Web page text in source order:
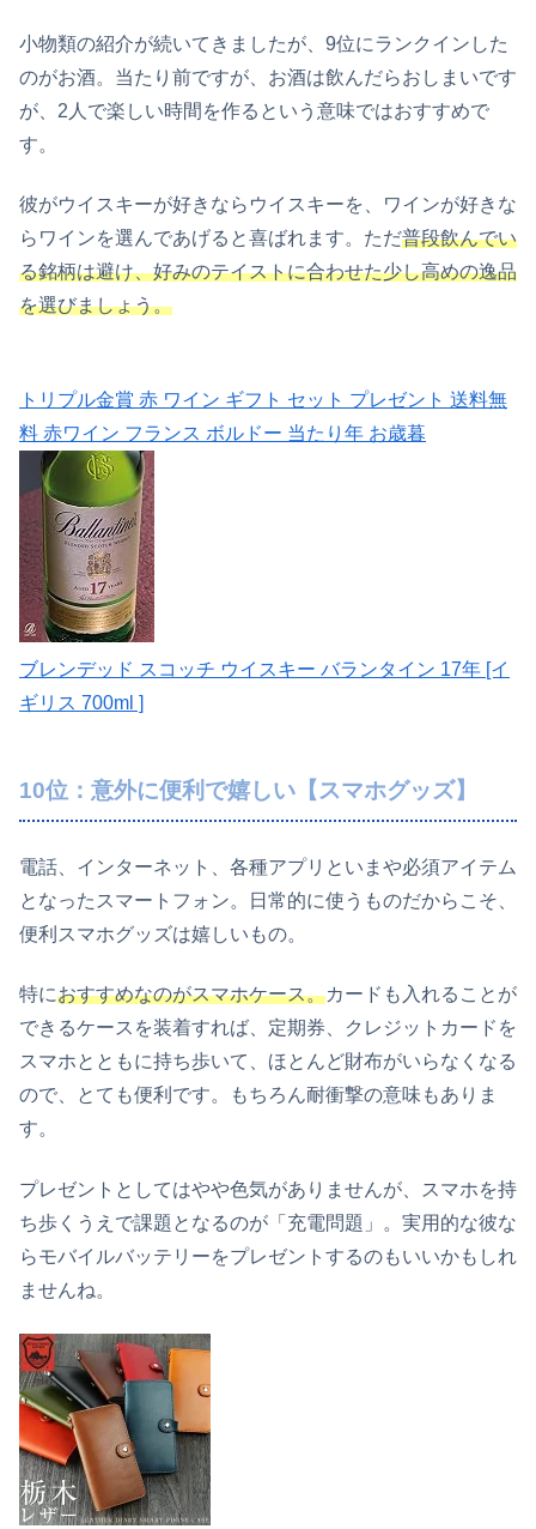
小物類の紹介が続いてきましたが、9位にランクインした
のがお酒。当たり前ですが、お酒は飲んだらおしまいです
が、2人で楽しい時間を作るという意味ではおすすめで
す。
彼がウイスキーが好きならウイスキーを、ワインが好きな
らワインを選んであげると喜ばれます。ただ普段飲んでい
る銘柄は避け、好みのテイストに合わせた少し高めの逸品
を選びましょう。
トリプル金賞 赤 ワイン ギフト セット プレゼント 送料無
料 赤ワイン フランス ボルドー 当たり年 お歳暮
ブレンデッド スコッチ ウイスキー バランタイン 17年 [イ
ギリス 700ml ]
10位：意外に便利で嬉しい【スマホグッズ】
電話、インターネット、各種アプリといまや必須アイテム
となったスマートフォン。日常的に使うものだからこそ、
便利スマホグッズは嬉しいもの。
特におすすめなのがスマホケース。カードも入れることが
できるケースを装着すれば、定期券、クレジットカードを
スマホとともに持ち歩いて、ほとんど財布がいらなくなる
ので、とても便利です。もちろん耐衝撃の意味もありま
す。
プレゼントとしてはやや色気がありませんが、スマホを持
ち歩くうえで課題となるのが「充電問題」。実用的な彼な
らモバイルバッテリーをプレゼントするのもいいかもしれ
ませんね。